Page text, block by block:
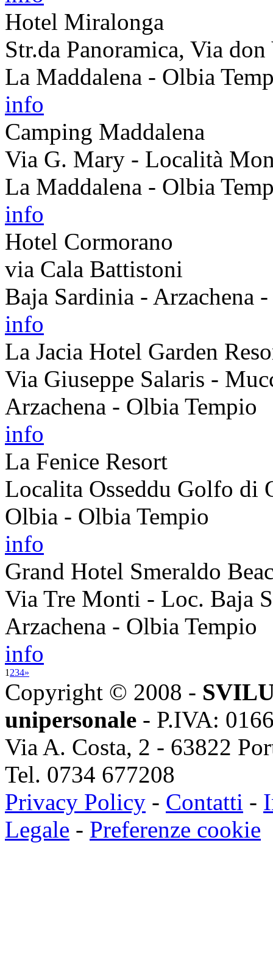
Hotel Miralonga
Str.da Panoramica, Via
La Maddalena - Olbia
info
Camping Maddalena
Via G. Mary - Località
La Maddalena - Olbia
info
Hotel Cormorano
via Cala Battistoni
Baja Sardinia - Arzachena
info
La Jacia Hotel Garden
Via Giuseppe Salaris -
Arzachena - Olbia Tempio
info
La Fenice Resort
Localita Osseddu Golfo di
Olbia - Olbia Tempio
info
Grand Hotel Smeraldo
Via Tre Monti - Loc. Baja
Arzachena - Olbia Tempio
info
1 234»
Copyright © 2008 -
unipersonale - P.IVA:
Via A. Costa, 2 - 63822
Tel. 0734 677208
Privacy Policy - Contatti -
Legale - Preferenze cookie